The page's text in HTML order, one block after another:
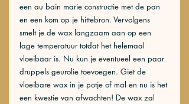
een au bain marie constructie met de pan
en een kom op je hittebron. Vervolgens
smelt je de wax langzaam aan op een
lage temperatuur totdat het helemaal
vloeibaar is. Nu kun je eventueel een paar
druppels geurolie toevoegen. Giet de
vloeibare wax in je potje of mal en nu is het
een kwestie van afwachten! De wax zal